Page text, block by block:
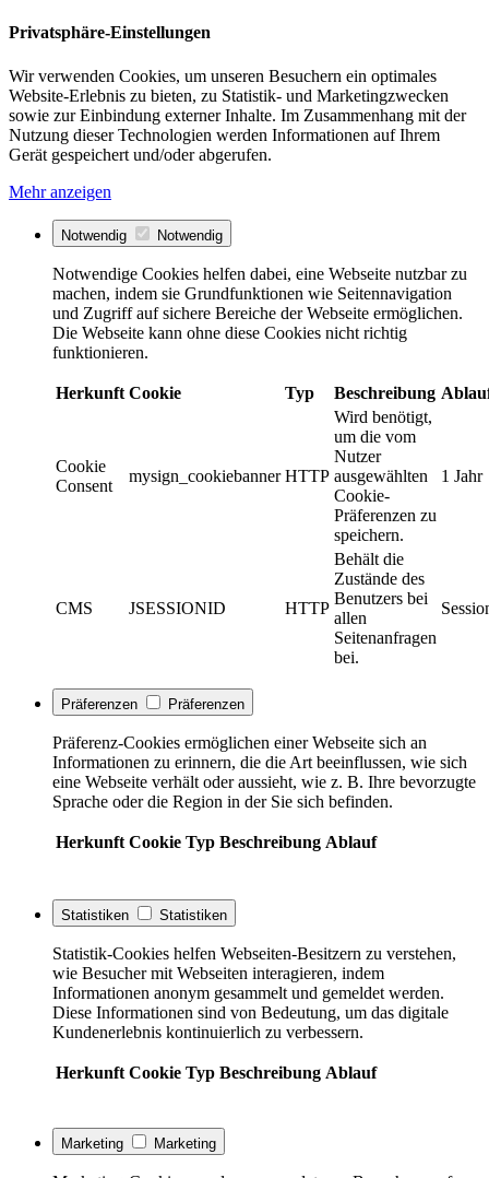
Privatsphäre-Einstellungen
Wir verwenden Cookies, um unseren Besuchern ein optimales
Website-Erlebnis zu bieten, zu Statistik- und Marketingzwecken
sowie zur Einbindung externer Inhalte. Im Zusammenhang mit der
Nutzung dieser Technologien werden Informationen auf Ihrem
Gerät gespeichert und/oder abgerufen.
Mehr anzeigen
Notwendig Notwendig
Notwendige Cookies helfen dabei, eine Webseite nutzbar zu
machen, indem sie Grundfunktionen wie Seitennavigation
und Zugriff auf sichere Bereiche der Webseite ermöglichen.
Die Webseite kann ohne diese Cookies nicht richtig
funktionieren.
Herkunft Cookie Typ Beschreibung
Cookie
Consent
mysign_cookiebanner HTTP
Wird benötigt,
um die vom
Nutzer
ausgewählten
Cookie-
Präferenzen zu
speichern.
1 Jahr
CMS JSESSIONID HTTP
Behält die
Zustände des
Benutzers bei
allen
Seitenanfragen
bei.
Präferenzen Präferenzen
Präferenz-Cookies ermöglichen einer Webseite sich an
Informationen zu erinnern, die die Art beeinflussen, wie sich
eine Webseite verhält oder aussieht, wie z. B. Ihre bevorzugte
Sprache oder die Region in der Sie sich befinden.
Herkunft Cookie Typ Beschreibung Ablauf
Statistiken Statistiken
Statistik-Cookies helfen Webseiten-Besitzern zu verstehen,
wie Besucher mit Webseiten interagieren, indem
Informationen anonym gesammelt und gemeldet werden.
Diese Informationen sind von Bedeutung, um das digitale
Kundenerlebnis kontinuierlich zu verbessern.
Herkunft Cookie Typ Beschreibung Ablauf
Marketing Marketing